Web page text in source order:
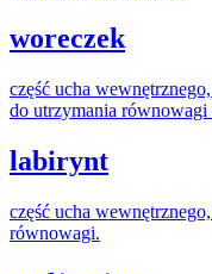
woreczek
część ucha wewnętrznego,
do utrzymania równowagi
labirynt
część ucha
równowagi.